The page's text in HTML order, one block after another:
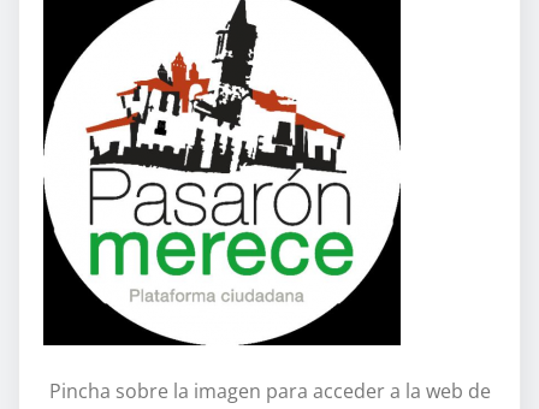
Pincha sobre la imagen para acceder a la web de